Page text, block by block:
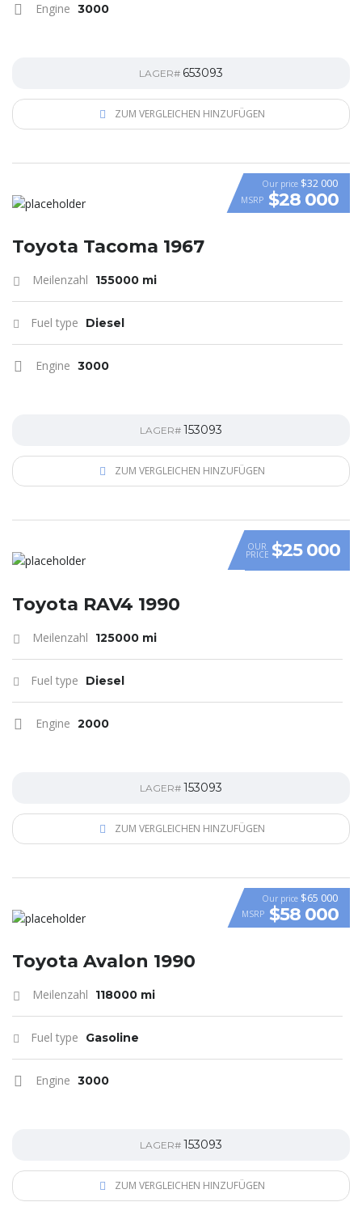
Engine 3000
LAGER# 653093
ZUM VERGLEICHEN HINZUFÜGEN
Our price $32 000
MSRP $28 000
Toyota Tacoma 1967
Meilenzahl 155000 mi
Fuel type Diesel
Engine 3000
LAGER# 153093
ZUM VERGLEICHEN HINZUFÜGEN
OUR
PRICE $25 000
Toyota RAV4 1990
Meilenzahl 125000 mi
Fuel type Diesel
Engine 2000
LAGER# 153093
ZUM VERGLEICHEN HINZUFÜGEN
VIDEO
Our price $65 000
MSRP $58 000
Toyota Avalon 1990
Meilenzahl 118000 mi
Fuel type Gasoline
Engine 3000
LAGER# 153093
ZUM VERGLEICHEN HINZUFÜGEN